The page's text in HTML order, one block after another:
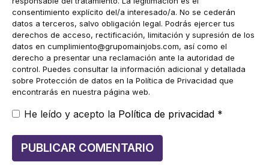
consentimiento explícito del/a interesado/a. No se cederán
datos a terceros, salvo obligación legal. Podrás ejercer tus
derechos de acceso, rectificación, limitación y supresión de los
datos en cumplimiento@grupomainjobs.com, así como el
derecho a presentar una reclamación ante la autoridad de
control. Puedes consultar la información adicional y detallada
sobre Protección de datos en la Política de Privacidad que
encontrarás en nuestra página web.
He leído y acepto la Política de privacidad *